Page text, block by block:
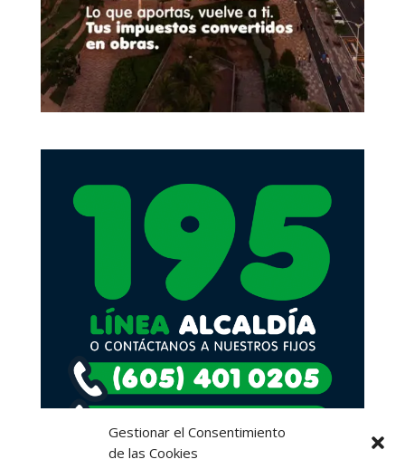
Gestionar el Consentimiento
de las Cookies